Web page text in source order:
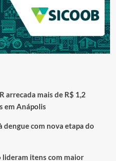
arrecada mais de R$ 1,2
em Anápolis
dengue com nova etapa do
lideram itens com maior